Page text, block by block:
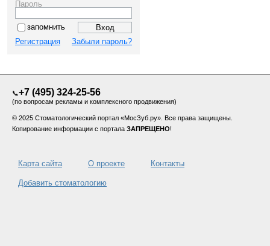
Пароль
запомнить
Регистрация
Забыли пароль?
📞+7 (495) 324-25-56
(по вопросам рекламы и комплексного продвижения)
© 2025 Стоматологический портал «МосЗуб.ру». Все права защищены.
Копирование информации с портала ЗАПРЕЩЕНО!
Карта сайта О проекте Контакты
Добавить стоматологию